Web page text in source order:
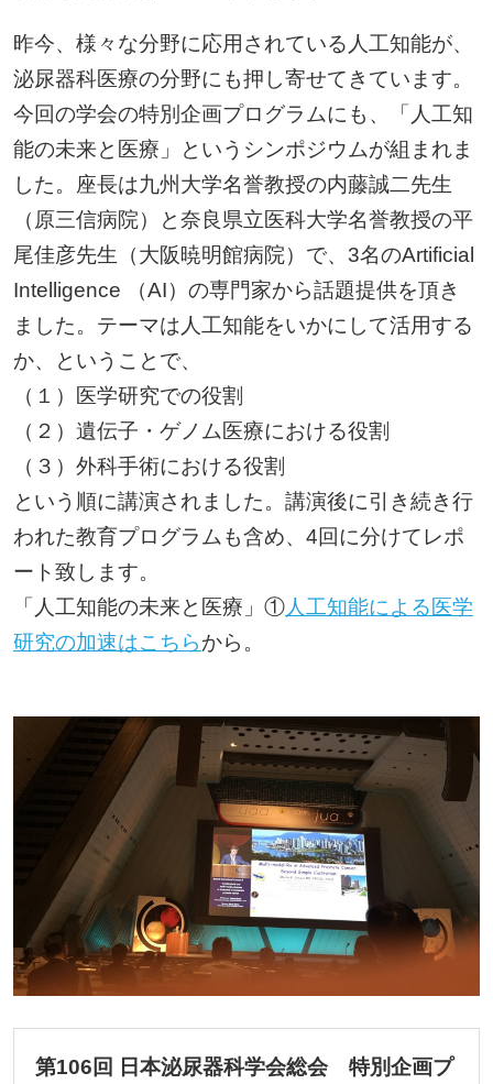
昨今、様々な分野に応用されている人工知能が、
泌尿器科医療の分野にも押し寄せてきています。
今回の学会の特別企画プログラムにも、「人工知
能の未来と医療」というシンポジウムが組まれま
した。座長は九州大学名誉教授の内藤誠二先生
（原三信病院）と奈良県立医科大学名誉教授の平
尾佳彦先生（大阪暁明館病院）で、3名のArtificial
Intelligence （AI）の専門家から話題提供を頂き
ました。テーマは人工知能をいかにして活用する
か、ということで、
（１）医学研究での役割
（２）遺伝子・ゲノム医療における役割
（３）外科手術における役割
という順に講演されました。講演後に引き続き行
われた教育プログラムも含め、4回に分けてレポ
ート致します。
「人工知能の未来と医療」①人工知能による医学
研究の加速はこちらから。
第106回 日本泌尿器科学会総会 特別企画プ